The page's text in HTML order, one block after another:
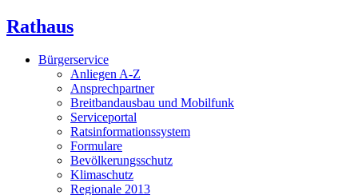
Rathaus
Bürgerservice
Anliegen A-Z
Ansprechpartner
Breitbandausbau und Mobilfunk
Serviceportal
Ratsinformationssystem
Formulare
Bevölkerungsschutz
Klimaschutz
Regionale 2013